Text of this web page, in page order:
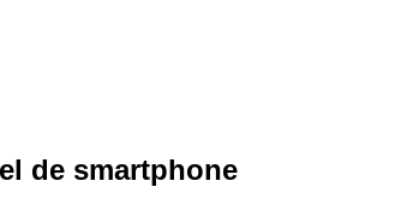
de smartphone